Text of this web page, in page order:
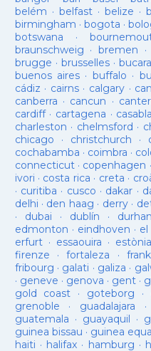
belém · belfast· belize ·
birmingham · bogota ·
botswana ·
braunschweig · bremen
brugge · brusselles·
buenos aires· buffalo ·
cádiz · cairns· calgary ·
canberra · cancun ·
cardiff· cartagena ·
charleston · chelmsford ·
chicago · christchurch ·
cochabamba · coimbra ·
connecticut· copenhagen ·
ivori · costa rica · creta ·
· curitiba · cusco · dakar ·
delhi · den haag · derry·
· dubai · dublín ·
edmonton · eindhoven · el
erfurt· essaouira · estònia
firenze ·fortaleza ·
fribourg · galati · galiza ·
· geneve · genova · gent·
gold coast · goteborg ·
grenoble · guadalajara ·
guatemala · guayaquil ·
guinea bissau · guinea
haiti · halifax · hamburg ·